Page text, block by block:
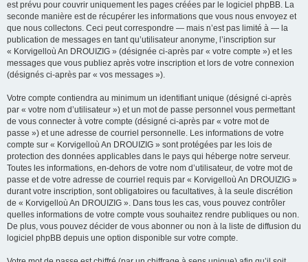
est prévu pour couvrir uniquement les pages créées par le logiciel phpBB. La
seconde manière est de récupérer les informations que vous nous envoyez et
que nous collectons. Ceci peut correspondre — mais n’est pas limité à — la
publication de messages en tant qu’utilisateur anonyme, l’inscription sur
« Korvigelloù An DROUIZIG » (désignée ci-après par « votre compte ») et les
messages que vous publiez après votre inscription et lors de votre connexion
(désignés ci-après par « vos messages »).
Votre compte contiendra au minimum un identifiant unique (désigné ci-après
par « votre nom d’utilisateur ») et un mot de passe personnel vous permettant
de vous connecter à votre compte (désigné ci-après par « votre mot de
passe ») et une adresse de courriel personnelle. Les informations de votre
compte sur « Korvigelloù An DROUIZIG » sont protégées par les lois de
protection des données applicables dans le pays qui héberge notre serveur.
Toutes les informations, en-dehors de votre nom d’utilisateur, de votre mot de
passe et de votre adresse de courriel requis par « Korvigelloù An DROUIZIG »
durant votre inscription, sont obligatoires ou facultatives, à la seule discrétion
de « Korvigelloù An DROUIZIG ». Dans tous les cas, vous pouvez contrôler
quelles informations de votre compte vous souhaitez rendre publiques ou non.
De plus, vous pouvez décider de vous abonner ou non à la liste de diffusion du
logiciel phpBB depuis une option disponible sur votre compte.